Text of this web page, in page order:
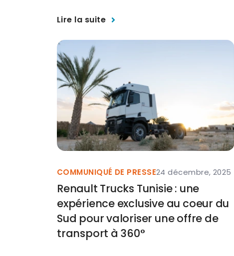
Lire la suite
COMMUNIQUÉ DE PRESSE24 décembre, 2025
Renault Trucks Tunisie : une
expérience exclusive au coeur du
Sud pour valoriser une offre de
transport à 360°